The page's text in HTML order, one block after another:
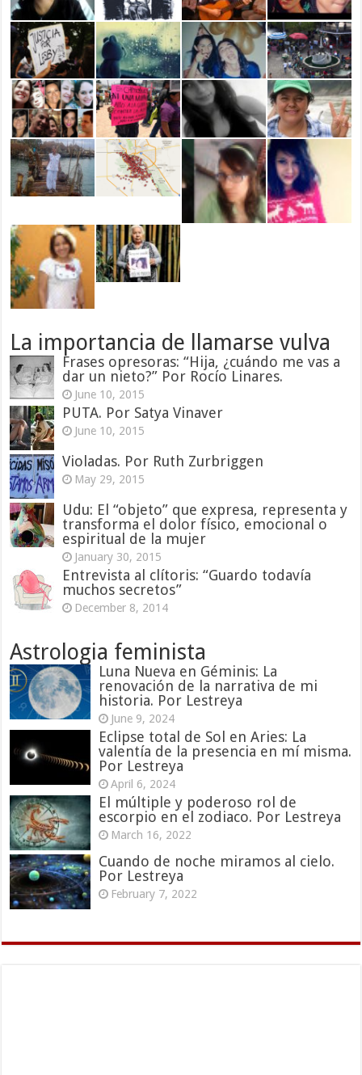
La importancia de llamarse vulva
Frases opresoras: “Hija, ¿cuándo me vas a
dar un nieto?” Por Rocío Linares.
June 10, 2015
PUTA. Por Satya Vinaver
June 10, 2015
Violadas. Por Ruth Zurbriggen
May 29, 2015
Udu: El “objeto” que expresa, representa y
transforma el dolor físico, emocional o
espiritual de la mujer
January 30, 2015
Entrevista al clítoris: “Guardo todavía
muchos secretos”
December 8, 2014
Astrologia feminista
Luna Nueva en Géminis: La
renovación de la narrativa de mi
historia. Por Lestreya
June 9, 2024
Eclipse total de Sol en Aries: La
valentía de la presencia en mí misma.
Por Lestreya
April 6, 2024
El múltiple y poderoso rol de
escorpio en el zodiaco. Por Lestreya
March 16, 2022
Cuando de noche miramos al cielo.
Por Lestreya
February 7, 2022